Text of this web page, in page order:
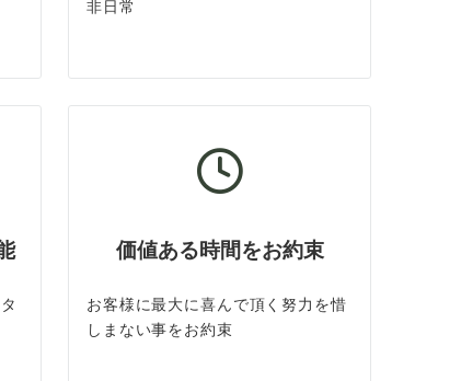
非日常
価値ある時間をお約束
お客様に最大に喜んで頂く努力を惜
しまない事をお約束